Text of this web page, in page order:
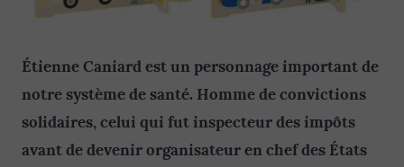
Étienne Caniard est un personnage important de
notre système de santé. Homme de convictions
solidaires, celui qui fut inspecteur des impôts
avant de devenir organisateur en chef des États